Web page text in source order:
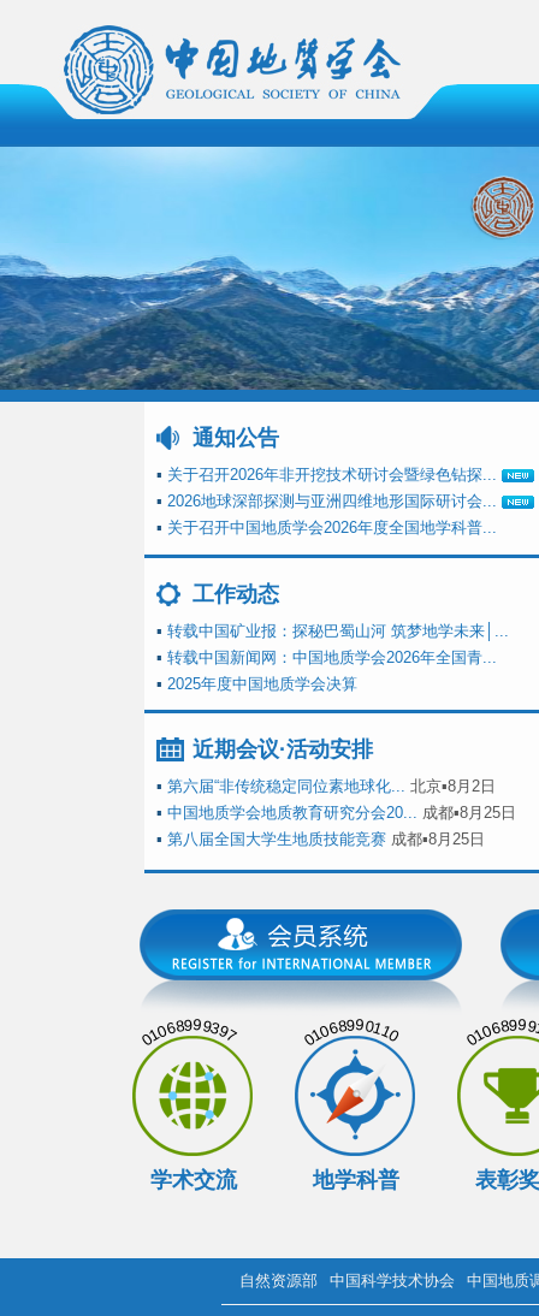
通知公告
▪ 关于召开2026年非开挖技术研讨会暨绿色钻探...
▪ 2026地球深部探测与亚洲四维地形国际研讨会...
▪ 关于召开中国地质学会2026年度全国地学科普...
工作动态
▪ 转载中国矿业报：探秘巴蜀山河 筑梦地学未来│...
▪ 转载中国新闻网：中国地质学会2026年全国青...
▪ 2025年度中国地质学会决算
近期会议·活动安排
▪ 第六届“非传统稳定同位素地球化... 北京▪8月2日
▪ 中国地质学会地质教育研究分会20... 成都▪8月25日
▪ 第八届全国大学生地质技能竞赛 成都▪8月25日
01068999397
学术交流
01068990110
地学科普 表彰
自然资源部 中国科学技术协会 中国地质